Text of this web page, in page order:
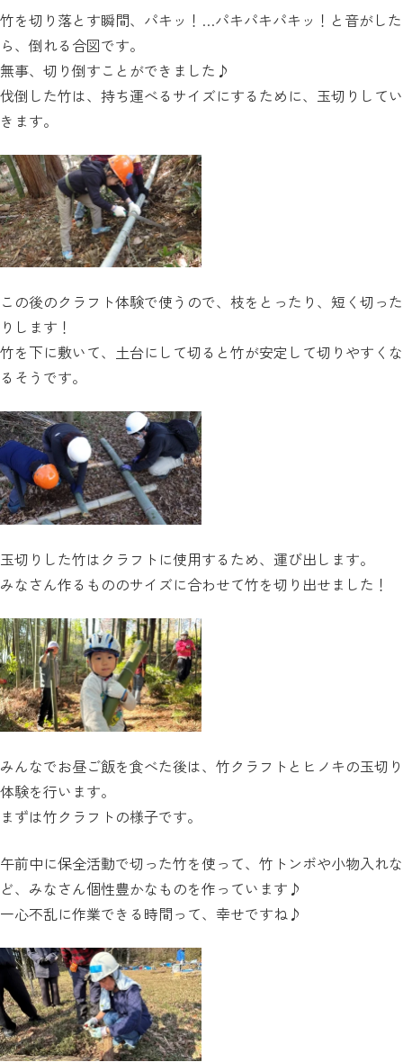
竹を切り落とす瞬間、パキッ！…パキパキパキッ！と音がした
ら、倒れる合図です。
無事、切り倒すことができました♪
伐倒した竹は、持ち運べるサイズにするために、玉切りしてい
きます。
この後のクラフト体験で使うので、枝をとったり、短く切った
りします！
竹を下に敷いて、土台にして切ると竹が安定して切りやすくな
るそうです。
玉切りした竹はクラフトに使用するため、運び出します。
みなさん作るもののサイズに合わせて竹を切り出せました！
みんなでお昼ご飯を食べた後は、竹クラフトとヒノキの玉切り
体験を行います。
まずは竹クラフトの様子です。
午前中に保全活動で切った竹を使って、竹トンボや小物入れな
ど、みなさん個性豊かなものを作っています♪
一心不乱に作業できる時間って、幸せですね♪